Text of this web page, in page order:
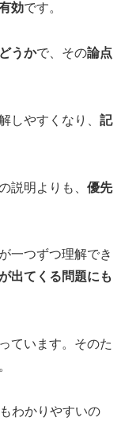
効です。
うかで、その論点
しやすくなり、 記
説明よりも、 優先
一つずつ理解でき
出てくる問題にも
ています。そのた
わかりやすいの